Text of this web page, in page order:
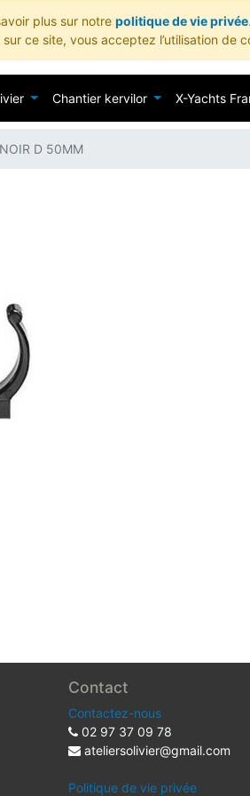
plus sur notre politique de vie privée
ce site, vous acceptez l’utilisation de
Chantier kervilor X-Yachts
D 50MM
Contact
Contactez-nous
02 97 37 09 78
ateliersolivier@gmail.com
Politique de vie privée